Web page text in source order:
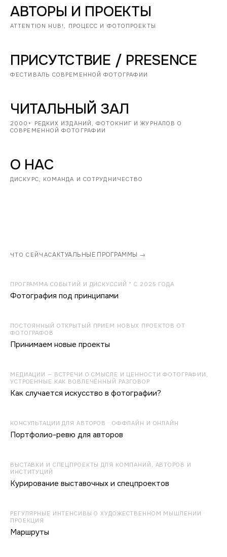
АВТОРЫ И ПРОЕКТЫ
ATTENTION HUB!, ПРОЦЕСС И ФОТОПРОЕКТЫ
ПРИСУТСТВИЕ / PRESENCE
ФЕСТИВАЛЬ СОВРЕМЕННОЙ ФОТОГРАФИИ
ЧИТАЛЬНЫЙ ЗАЛ
2000+ РЕДКИХ ИЗДАНИЙ, ФОТОКНИГ И ЖУРНАЛОВ О
СОВРЕМЕННОЙ ФОТОГРАФИИ
О НАС
ДИСКУРС, КОМАНДА И СОТРУДНИЧЕСТВО
ЧТО СЕЙЧАСАКТУАЛЬНЫЕ ПРОГРАММЫ →
ПРОГРАММА СОБЫТИЙ И ДИСКУССИЙ * С 2025 ГОДА
Фотография под принципами
ПОСТОЯННЫЙ ОТКРЫТЫЙ ПРИЕМ НОВЫХ ПРОЕКТОВ ОТ
ФОТОГРАФОВ
Принимаем новые проекты
МЕДИАЦИИ — ВСТРЕЧИ О СМЫСЛЕ И ЦЕННОСТИ ФОТОГРАФИИ,
УСТРОЕННЫЕ КАК ВОВЛЕЧЁННЫЙ РАЗГОВОР
Как случается искусство в фотографии?
КОНСУЛЬТАЦИИ ДЛЯ АВТОРОВ · ОФФЛАЙН И ОНЛАЙН
Портфолио-ревю для авторов
ВЫСТАВКИ И СПЕЦПРОЕКТЫ ДЛЯ КОМПАНИЙ, АВТОРОВ И
ИНСТИТУЦИЙ
Курирование выставочных и спецпроектов
РЕГУЛЯРНЫЕ ИНТЕНСИВЫ О ХУДОЖЕСТВЕННОМ МЫШЛЕНИИ ·
ПРОЕКЦИЯ
Маршруты